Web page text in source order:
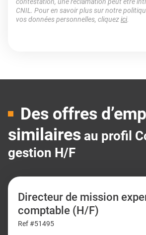
CNIL. Pour en savoir plus sur notre
vos données personnelles, cliquezici.
Des offres
similaires au profil
gestion H/F
Directeur de mission
comptable (H/F)
Ref #51495